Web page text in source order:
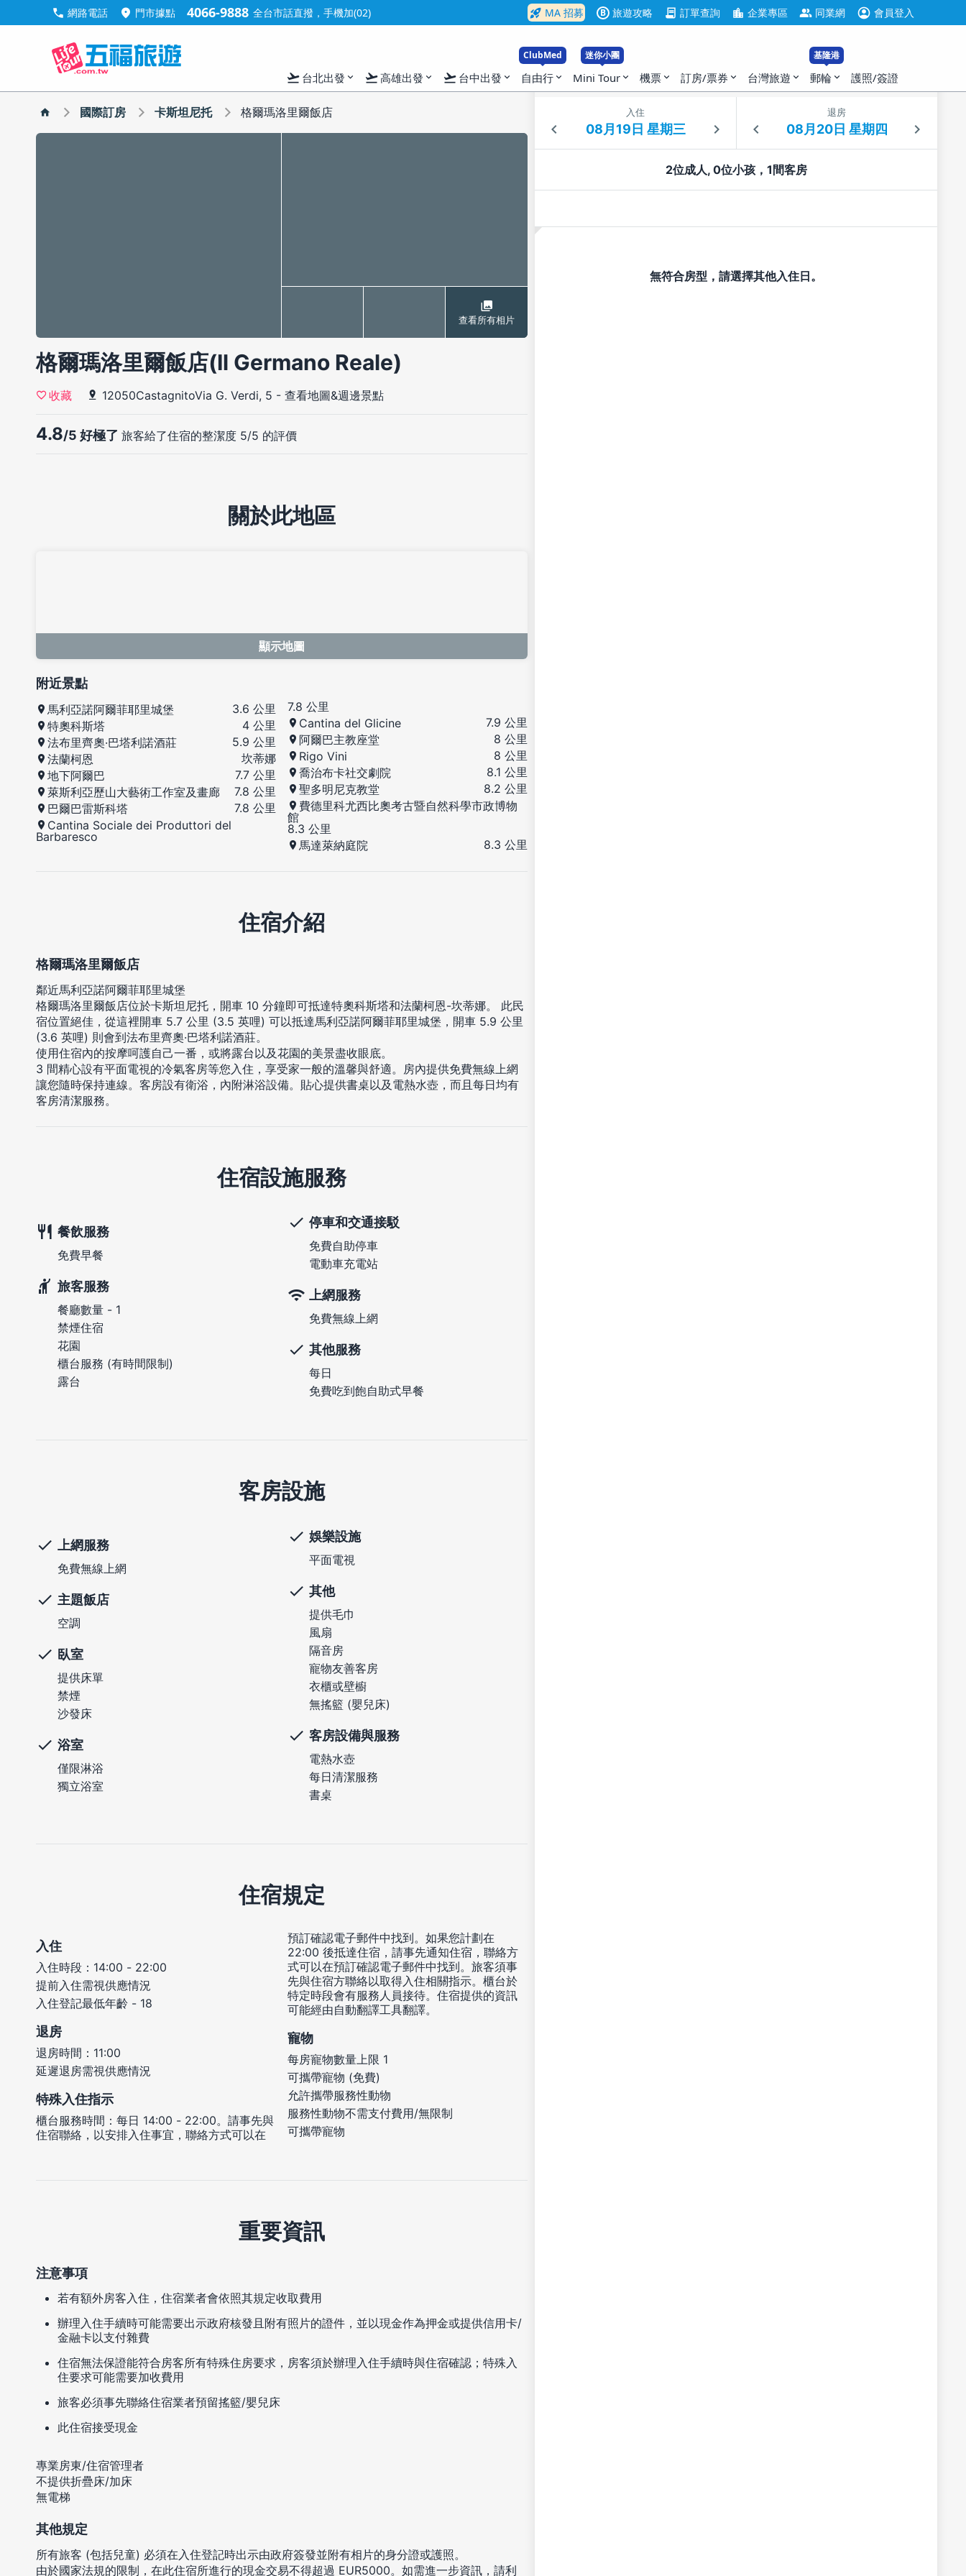
call 網路電話 location_on 門市據點 4066-9888 全台市話直撥，手機加(02) rocket_launch MA 招募 B 旅遊攻略 contract 訂單查詢 location_city 企業專區 group 同業網 account_circle 會員登入
flight_takeoff 台北出發 expand_more flight_takeoff高雄出發 expand_more flight_takeoff 台中出發 expand_more
ClubMed
自由行 expand_more
迷你小團
Mini Tour expand_more 機票 expand_more 訂房/票券 expand_more 台灣旅遊 expand_more
基隆港
郵輪 expand_more 護照/簽證
國際訂房 卡斯坦尼托 格爾瑪洛里爾飯店
查看所有相片
格爾瑪洛里爾飯店(Il Germano Reale)
收藏 12050CastagnitoVia G. Verdi, 5 - 查看地圖&週邊景點
4.8/5 好極了 旅客給了住宿的整潔度 5/5 的評價
入住 退房
2位成人, 0位小孩，1間客房
無符合房型，請選擇其他入住日。
關於此地區
顯示地圖
附近景點
馬利亞諾阿爾菲耶里城堡
3.6 公里
特奧科斯塔
4 公里
法布里齊奧·巴塔利諾酒莊
5.9 公里
法蘭柯恩
坎蒂娜
地下阿爾巴
7.7 公里
萊斯利亞歷山大藝術工作室及畫廊
7.8 公里
巴爾巴雷斯科塔
7.8 公里
Cantina Sociale dei Produttori del
Barbaresco
7.8 公里
Cantina del Glicine
7.9 公里
阿爾巴主教座堂
8 公里
Rigo Vini
8 公里
喬治布卡社交劇院
8.1 公里
聖多明尼克教堂
8.2 公里
費德里科尤西比奧考古暨自然科學市政博物
館
8.3 公里
馬達萊納庭院
8.3 公里
住宿介紹
格爾瑪洛里爾飯店
鄰近馬利亞諾阿爾菲耶里城堡
格爾瑪洛里爾飯店位於卡斯坦尼托，開車 10 分鐘即可抵達特奧科斯塔和法蘭柯恩-坎蒂娜。 此民
宿位置絕佳，從這裡開車 5.7 公里 (3.5 英哩) 可以抵達馬利亞諾阿爾菲耶里城堡，開車 5.9 公里
(3.6 英哩) 則會到法布里齊奧·巴塔利諾酒莊。
使用住宿內的按摩呵護自己一番，或將露台以及花園的美景盡收眼底。
3 間精心設有平面電視的冷氣客房等您入住，享受家一般的溫馨與舒適。房內提供免費無線上網
讓您隨時保持連線。客房設有衛浴，內附淋浴設備。貼心提供書桌以及電熱水壺，而且每日均有
客房清潔服務。
住宿設施服務
餐飲服務
免費早餐
旅客服務
餐廳數量 - 1
禁煙住宿
花園
櫃台服務 (有時間限制)
露台
停車和交通接駁
免費自助停車
電動車充電站
上網服務
免費無線上網
其他服務
每日
免費吃到飽自助式早餐
客房設施
上網服務
免費無線上網
主題飯店
空調
臥室
提供床單
禁煙
沙發床
浴室
僅限淋浴
獨立浴室
娛樂設施
平面電視
其他
提供毛巾
風扇
隔音房
寵物友善客房
衣櫃或壁櫥
無搖籃 (嬰兒床)
客房設備與服務
電熱水壺
每日清潔服務
書桌
住宿規定
入住
入住時段：14:00 - 22:00
提前入住需視供應情況
入住登記最低年齡 - 18
退房
退房時間：11:00
延遲退房需視供應情況
特殊入住指示
櫃台服務時間：每日 14:00 - 22:00。請事先與
住宿聯絡，以安排入住事宜，聯絡方式可以在
預訂確認電子郵件中找到。如果您計劃在
22:00 後抵達住宿，請事先通知住宿，聯絡方
式可以在預訂確認電子郵件中找到。旅客須事
先與住宿方聯絡以取得入住相關指示。櫃台於
特定時段會有服務人員接待。住宿提供的資訊
可能經由自動翻譯工具翻譯。
寵物
每房寵物數量上限 1
可攜帶寵物 (免費)
允許攜帶服務性動物
服務性動物不需支付費用/無限制
可攜帶寵物
重要資訊
注意事項
若有額外房客入住，住宿業者會依照其規定收取費用
辦理入住手續時可能需要出示政府核發且附有照片的證件，並以現金作為押金或提供信用卡/
金融卡以支付雜費
住宿無法保證能符合房客所有特殊住房要求，房客須於辦理入住手續時與住宿確認；特殊入
住要求可能需要加收費用
旅客必須事先聯絡住宿業者預留搖籃/嬰兒床
此住宿接受現金
專業房東/住宿管理者
不提供折疊床/加床
無電梯
其他規定
所有旅客 (包括兒童) 必須在入住登記時出示由政府簽發並附有相片的身分證或護照。
由於國家法規的限制，在此住宿所進行的現金交易不得超過 EUR5000。如需進一步資訊，請利